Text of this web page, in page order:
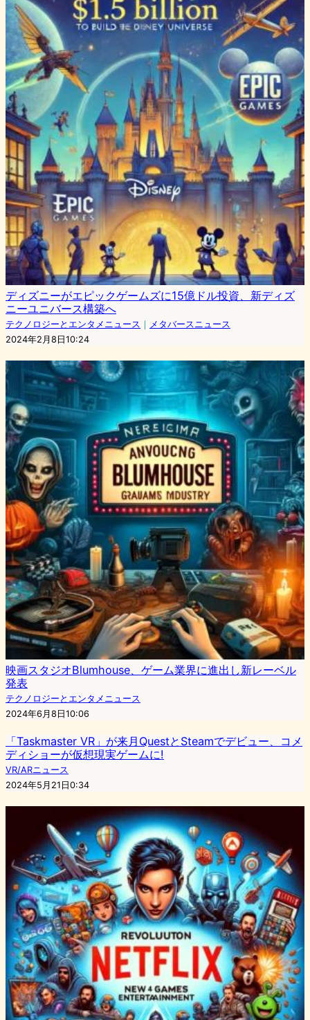
ディズニーがエピックゲームズに15億ドル投資、新ディズ
ニーユニバース構築へ
テクノロジーとエンタメニュース ｜ メタバースニュース
2024年2月8日10:24
映画スタジオBlumhouse、ゲーム業界に進出し新レーベル
発表
テクノロジーとエンタメニュース
2024年6月8日10:06
「Taskmaster VR」が来月QuestとSteamでデビュー、コメ
ディショーが仮想現実ゲームに!
VR/ARニュース
2024年5月21日0:34